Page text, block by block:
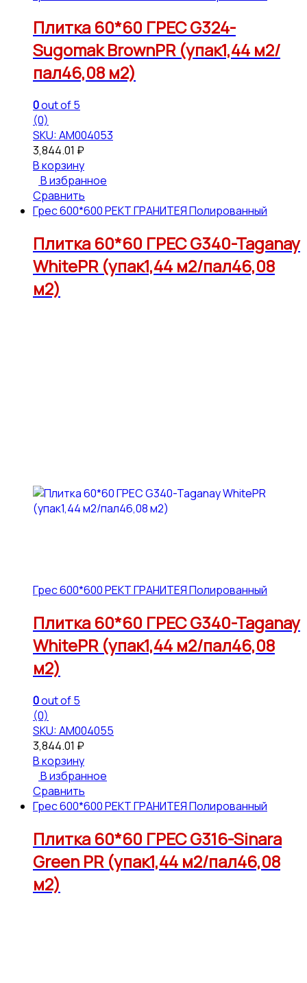
Плитка 60*60 ГРЕС G324-
Sugomak BrownPR (упак1,44 м2/
пал46,08 м2)
0out of 5
(0)
SKU: АМ004053
3,844.01 ₽
В корзину
В избранное
Сравнить
Грес 600*600 РЕКТ ГРАНИТЕЯ Полированный
Плитка 60*60 ГРЕС G340-Taganay
WhitePR (упак1,44 м2/пал46,08
м2)
Грес 600*600 РЕКТ ГРАНИТЕЯ Полированный
Плитка 60*60 ГРЕС G340-Taganay
WhitePR (упак1,44 м2/пал46,08
м2)
0out of 5
(0)
SKU: АМ004055
3,844.01 ₽
В корзину
В избранное
Сравнить
Грес 600*600 РЕКТ ГРАНИТЕЯ Полированный
Плитка 60*60 ГРЕС G316-Sinara
Green PR (упак1,44 м2/пал46,08
м2)